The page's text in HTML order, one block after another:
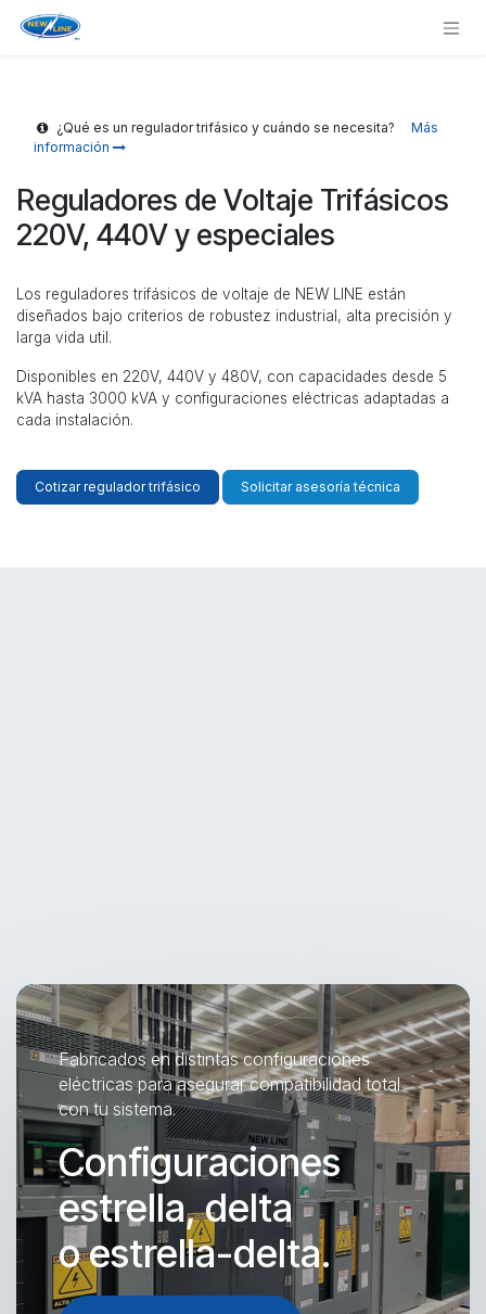
Ir al contenido
¿Qué es un regulador trifásico y cuándo se necesita?Más
información
Reguladores de Voltaje Trifásicos
220V, 440V y especiales
Los reguladores trifásicos de voltaje de NEW LINE están
diseñados bajo criterios de robustez industrial, alta precisión y
larga vida util.
Disponibles en 220V, 440V y 480V, con capacidades desde 5
kVA hasta 3000 kVA y configuraciones eléctricas adaptadas a
cada instalación.
Cotizar regulador trifásico Solicitar asesoría técnica
Fabricados en distintas configuraciones
eléctricas para asegurar compatibilidad total
con tu sistema.
Configuraciones
estrella, delta
o estrella-delta.